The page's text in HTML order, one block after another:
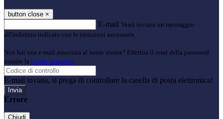
button close ×
E-mail Verrà inviato un messaggio
all'indirizzo indicato con le istruzioni necessarie.
Non hai una e-mail associata al nome utente? Effettua il reset della password
tramite la Login Spaggiari
E-mail inviata, si prega di controllare la casella di posta elettronica!
Errore
Chiudi